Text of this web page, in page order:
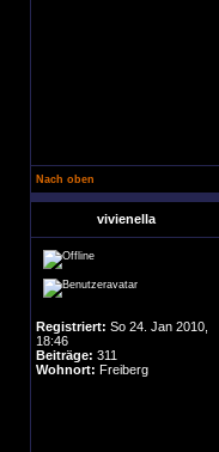
Nach oben
vivienella
Registriert: So 24. Jan 2010,
18:46
Beiträge: 311
Wohnort: Freiberg